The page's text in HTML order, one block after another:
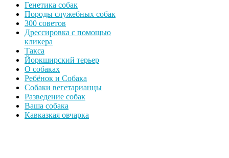
Генетика собак
Породы служебных собак
300 советов
Дрессировка с помощью
кликера
Такса
Йоркширский терьер
О собаках
Ребёнок и Собака
Собаки вегетарианцы
Разведение собак
Ваша собака
Кавказкая овчарка